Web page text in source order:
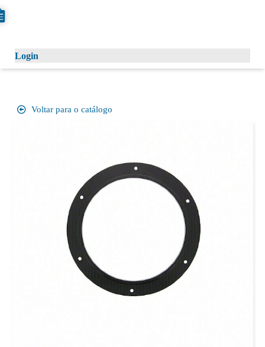
Login
Voltar para o catálogo